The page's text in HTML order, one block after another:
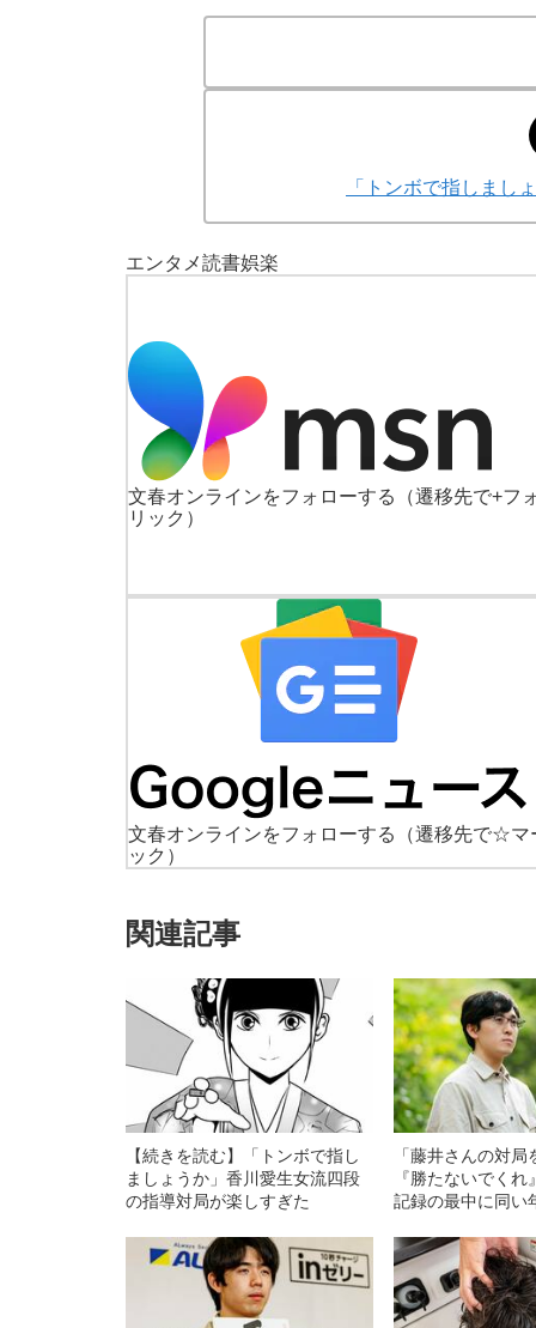
「トンボで指しまし
エンタメ読書娯楽
文春オンラインをフォローする
（遷移先で+フ
リック）
文春オンラインをフォローする
（遷移先で☆マ
ック）
関連記事
【続きを読む】「トンボで指し
ましょうか」香川愛生女流四段
の指導対局が楽しすぎた
「藤井さんの対
『勝たないでく
記録の最中に同い